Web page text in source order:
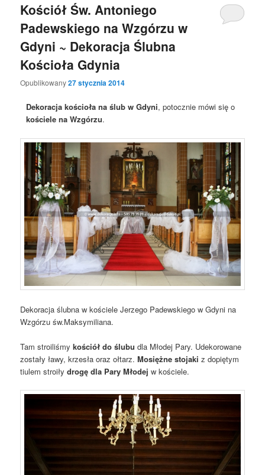
Kościół Św. Antoniego
Padewskiego na Wzgórzu w
Gdyni ~ Dekoracja Ślubna
Kościoła Gdynia
Opublikowany27 stycznia 2014
Dekoracja kościoła na ślub w Gdyni, potocznie mówi się o
kościele na Wzgórzu.
Dekoracja ślubna w kościele Jerzego Padewskiego w Gdyni na
Wzgórzu św.Maksymiliana.
Tam stroiliśmykościół do ślubu dla Młodej Pary. Udekorowane
zostały ławy, krzesła oraz ołtarz.Mosiężne stojaki z dopiętym
tiulem stroiłydrogę dla Pary Młodej w kościele.